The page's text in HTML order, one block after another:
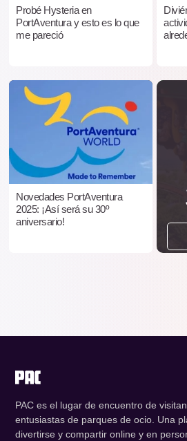
Probé Hysteria en
PortAventura y esto es lo que
me pareció
Novedades PortAventura
2025: ¡Así será su 30º
aniversario!
PAC es el lugar de encuentro de
entusiastas de parques de ocio. Una
divertirse y compartir online y en